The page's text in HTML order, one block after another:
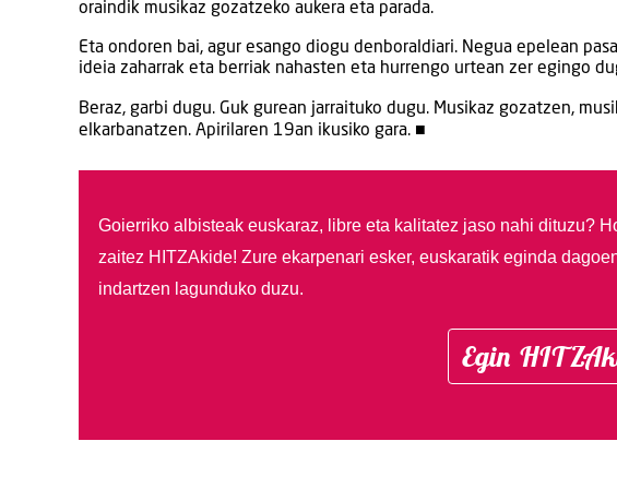
oraindik musikaz gozatzeko aukera eta parada.
Eta ondoren bai, agur esango diogu denboraldiari. Negua epelean
ideia zaharrak eta berriak nahasten eta hurrengo urtean zer egingo
Beraz, garbi dugu. Guk gurean jarraituko dugu. Musikaz gozatzen,
elkarbanatzen. Apirilaren 19an ikusiko gara. ■
Goierriko albisteak euskaraz, libre eta kalitatez jaso nahi dituzu?
zaitez HITZAkide! Zure ekarpenari esker, euskaratik eginda
indartzen lagunduko duzu.
Egin